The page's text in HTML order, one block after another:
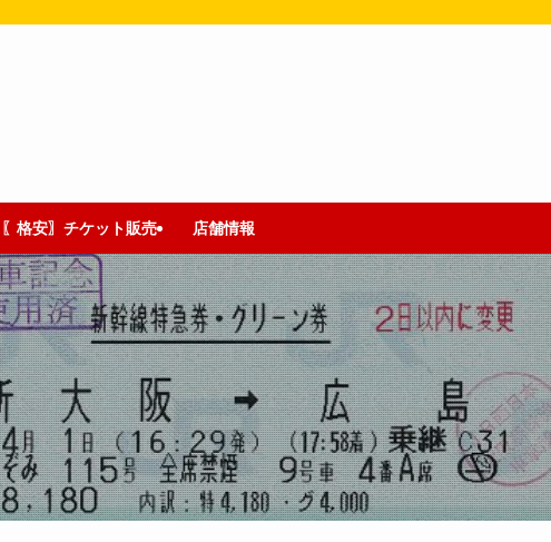
〖格安〗チケット販売 店舗情報